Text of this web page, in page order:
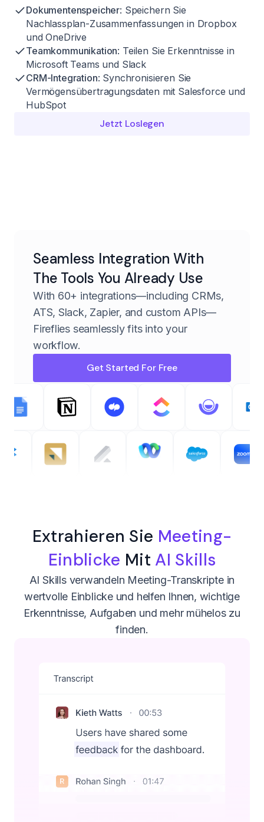
Dokumentenspeicher: Speichern Sie
Nachlassplan-Zusammenfassungen in Dropbox
und OneDrive
Teamkommunikation: Teilen Sie Erkenntnisse in
Microsoft Teams und Slack
CRM-Integration: Synchronisieren Sie
Vermögensübertragungsdaten mit Salesforce und
HubSpot
Jetzt Loslegen
Seamless Integration With
The Tools You Already Use
With 60+ integrations—including CRMs,
ATS, Slack, Zapier, and custom APIs—
Fireflies seamlessly fits into your
workflow.
Get Started For Free
Extrahieren Sie Meeting-
Einblicke Mit AI Skills
AI Skills verwandeln Meeting-Transkripte in
wertvolle Einblicke und helfen Ihnen, wichtige
Erkenntnisse, Aufgaben und mehr mühelos zu
finden.